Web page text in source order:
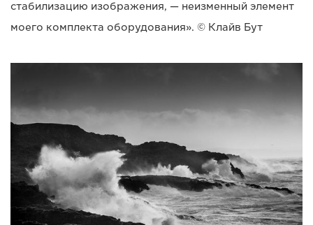
стабилизацию изображения, — неизменный элемент
моего комплекта оборудования». © Клайв Бут